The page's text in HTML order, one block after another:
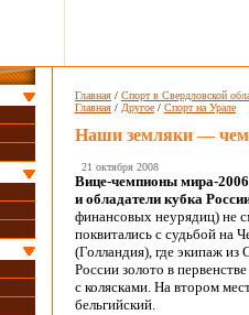
Главная / Спорт в Свердловской
Главная / Другое / Спорт на Урале
Наши земляки —
21 октября 2008
Вице-чемпионы мира-
и обладатели кубка
финансовых неурядиц) не
поквитались с судьбой на
(Голландия), где экипаж из
России золото в
с колясками. На втором
бельгийский.